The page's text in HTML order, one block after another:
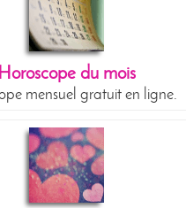
Horoscope du mois
mensuel gratuit en ligne.